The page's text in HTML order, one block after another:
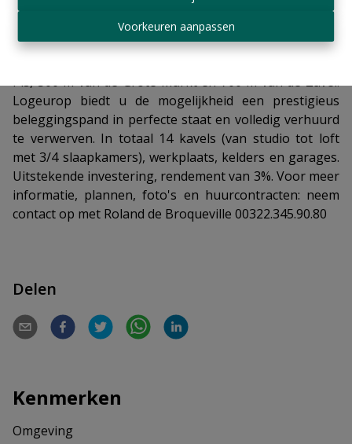
Voorkeuren aanpassen
Brussel - 2 stappen van het autovrije centrum, in het
Pis, 500 m van de Grote Markt en 700 m van de Zavel:
Logeurop biedt u de mogelijkheid een prestigieus
beleggingspand in perfecte staat en volledig verhuurd
te verwerven. In totaal 14 kavels (van studio tot loft
met 3/4 slaapkamers), werkplaats, kelders en garages.
Uitstekende investering, rendement van 3%. Voor meer
informatie, plannen, foto's en huurcontracten: neem
contact op met Roland de Broqueville 00322.345.90.80
Delen
Kenmerken
Omgeving